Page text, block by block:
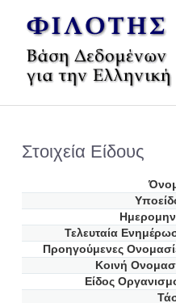
Στοιχεία Είδους
Τελευταία
Προηγούμενες
Κοινή
Είδος